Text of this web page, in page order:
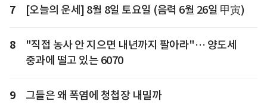
7 [오늘의 운세] 8월 8일 토요일 (음력 6월 26일 甲寅)
8
"직접 농사 안 지으면 내년까지 팔아라"… 양도세
중과에 떨고 있는 6070
9 그들은 왜 폭염에 청첩장 내밀까